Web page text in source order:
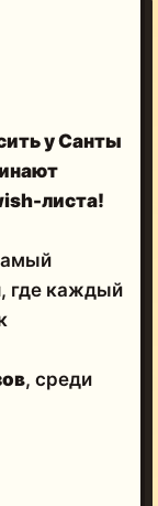
у Санты
листа!
где каждый
, среди